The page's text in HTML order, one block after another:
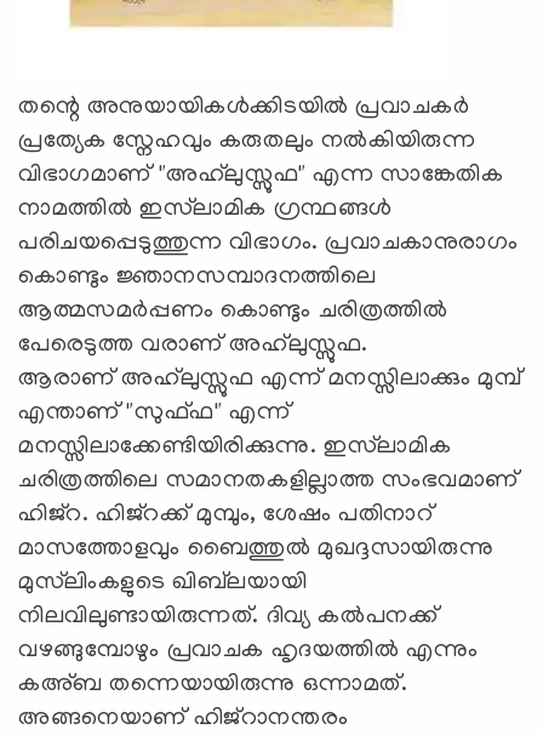
തന്റെ അനുയായികൾക്കിടയിൽ പ്രവാചകർ
പ്രത്യേക സ്നേഹവും കരുതലും നൽകിയിരുന്ന
വിഭാഗമാണ് "അഹ്‍ലുസ്സുഫ" എന്ന സാങ്കേതിക
നാമത്തിൽ ഇസ്‍ലാമിക ഗ്രന്ഥങ്ങൾ
പരിചയപ്പെടുത്തുന്ന വിഭാഗം. പ്രവാചകാനുരാഗം
കൊണ്ടും ജ്ഞാനസമ്പാദനത്തിലെ
ആത്മസമർപ്പണം കൊണ്ടും ചരിത്രത്തിൽ
പേരെടുത്ത വരാണ് അഹ്‌ലുസ്സുഫ.
ആരാണ് അഹ്‍ലുസ്സുഫ എന്ന് മനസ്സിലാക്കും മുമ്പ്
എന്താണ് "സുഫ്ഫ" എന്ന്
മനസ്സിലാക്കേണ്ടിയിരിക്കുന്നു. ഇസ്‍ലാമിക
ചരിത്രത്തിലെ സമാനതകളില്ലാത്ത സംഭവമാണ്
ഹിജ്റ. ഹിജ്റക്ക് മുമ്പും, ശേഷം പതിനാറ്
മാസത്തോളവും ബൈത്തുൽ മുഖദ്ദസായിരുന്നു
മുസ്‍ലിംകളുടെ ഖിബ്‍ലയായി
നിലവിലുണ്ടായിരുന്നത്. ദിവ്യ കൽപനക്ക്
വഴങ്ങുമ്പോഴും പ്രവാചക ഹൃദയത്തിൽ എന്നും
കഅ്ബ തന്നെയായിരുന്നു ഒന്നാമത്.
അങ്ങനെയാണ് ഹിജ്റാനന്തരം